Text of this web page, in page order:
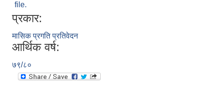
file.
प्रकार:
मासिक प्रगति प्रतिवेदन
आर्थिक वर्ष:
७९/८०